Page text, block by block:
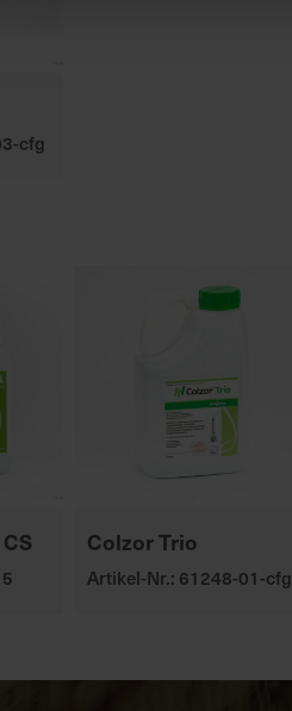
cfg
Colzor Trio
Artikel-Nr.: 61248-01-cfg